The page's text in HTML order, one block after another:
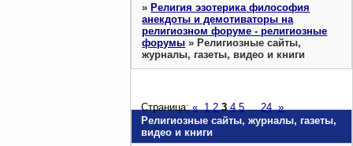
»Религия эзотерика философия
анекдоты и демотиваторы на
религиозном форуме - религиозные
форумы »Религиозные сайты,
журналы, газеты, видео и книги
Религиозные сайты, журналы, газеты,
видео и книги
Страница:« 1 2 3 4 5 … 24 »